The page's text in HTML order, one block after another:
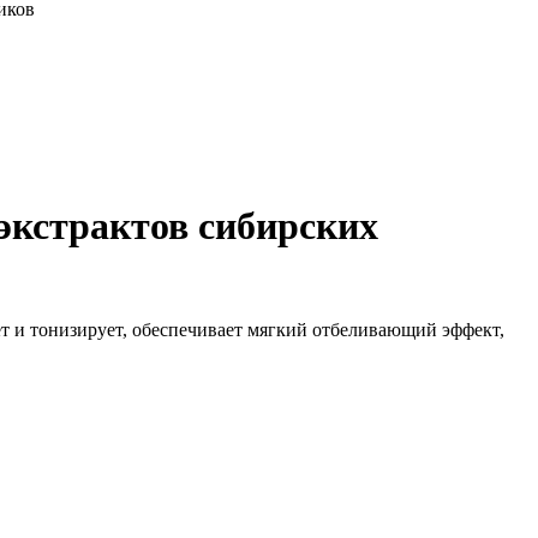
сибирских
и тонизирует, обеспечивает мягкий отбеливающий эффект,